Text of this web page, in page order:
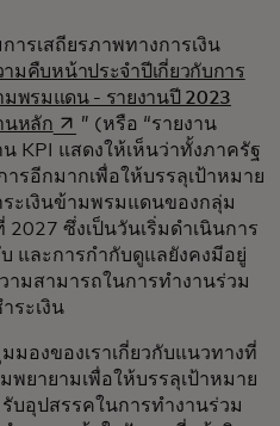
รเสถียรภาพทางการเงิน
ามคืบหน้าประจำปีเกี่ยวกับการ
มพรมแดน - รายงานปี 2023
นหลักopens in a new tab
” (หรือ “รายงาน
KPI แสดงให้เห็นว่าทั้งภาครัฐ
รอีกมากเพื่อให้บรรลุเป้าหมาย
ะเงินข้ามพรมแดนของกลุ่ม
ซึ่งเป็นวันเริ่มดำเนินการ
และการกำกับดูแลยังคงมีอยู่
ามสามารถในการทำงานร่วม
ระเงิน
มองของเราเกี่ยวกับแนวทางที่
พยายามเพื่อให้บรรลุเป้าหมาย
บอุปสรรคในการทำงานร่วม